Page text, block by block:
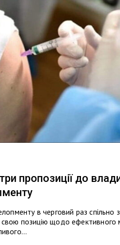
пропозиції до
в черговий раз
позицію щодо ефективного